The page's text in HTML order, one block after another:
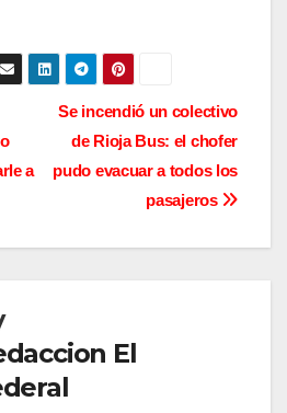
Se incendió un colectivo
de Rioja Bus: el chofer
pudo evacuar a todos los
pasajeros
a
El